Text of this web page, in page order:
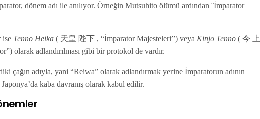
dönem adı ile anılıyor. Örneğin Mutsuhito ölümü ardından ¨İmparator
ise Tennō Heika( 天皇 陛下 , “İmparator Majesteleri”) veya Kinjō Tennō( 今 上
olarak adlandırılması gibi bir protokol de vardır.
çağın adıyla, yani “Reiwa” olarak adlandırmak yerine İmparatorun adının
kaba davranış olarak kabul edilir.